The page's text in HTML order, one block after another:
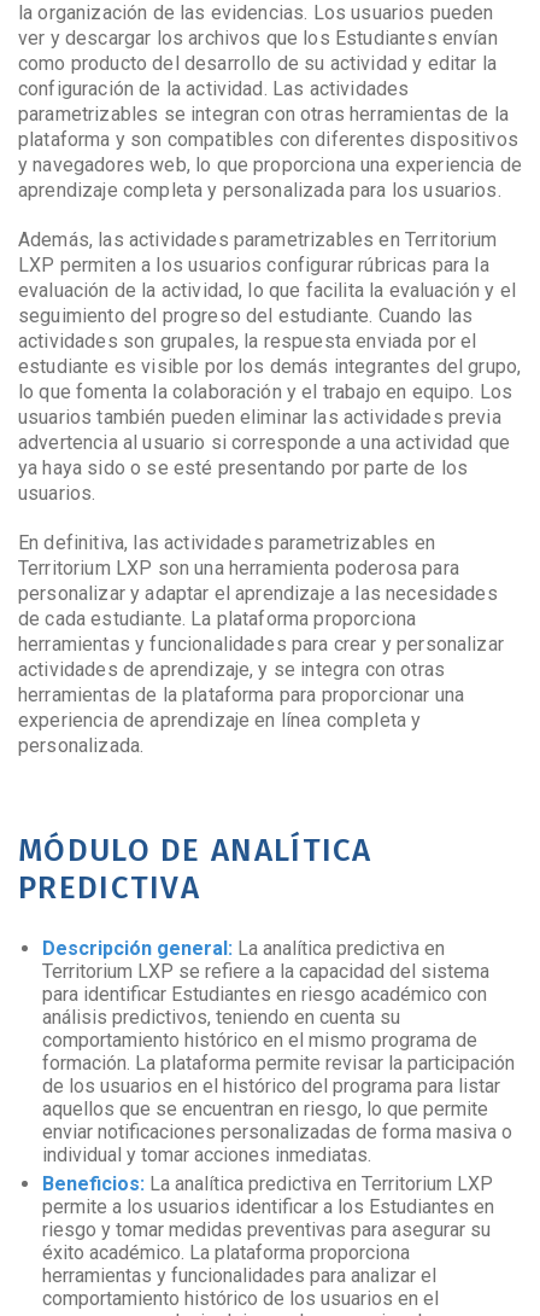
la organización de las evidencias. Los usuarios pueden
ver y descargar los archivos que los Estudiantes envían
como producto del desarrollo de su actividad y editar la
configuración de la actividad. Las actividades
parametrizables se integran con otras herramientas de la
plataforma y son compatibles con diferentes dispositivos
y navegadores web, lo que proporciona una experiencia de
aprendizaje completa y personalizada para los usuarios.
Además, las actividades parametrizables en Territorium
LXP permiten a los usuarios configurar rúbricas para la
evaluación de la actividad, lo que facilita la evaluación y el
seguimiento del progreso del estudiante. Cuando las
actividades son grupales, la respuesta enviada por el
estudiante es visible por los demás integrantes del grupo,
lo que fomenta la colaboración y el trabajo en equipo. Los
usuarios también pueden eliminar las actividades previa
advertencia al usuario si corresponde a una actividad que
ya haya sido o se esté presentando por parte de los
usuarios.
En definitiva, las actividades parametrizables en
Territorium LXP son una herramienta poderosa para
personalizar y adaptar el aprendizaje a las necesidades
de cada estudiante. La plataforma proporciona
herramientas y funcionalidades para crear y personalizar
actividades de aprendizaje, y se integra con otras
herramientas de la plataforma para proporcionar una
experiencia de aprendizaje en línea completa y
personalizada.
MÓDULO DE ANALÍTICA
PREDICTIVA
Descripción general: La analítica predictiva en
Territorium LXP se refiere a la capacidad del sistema
para identificar Estudiantes en riesgo académico con
análisis predictivos, teniendo en cuenta su
comportamiento histórico en el mismo programa de
formación. La plataforma permite revisar la participación
de los usuarios en el histórico del programa para listar
aquellos que se encuentran en riesgo, lo que permite
enviar notificaciones personalizadas de forma masiva o
individual y tomar acciones inmediatas.
Beneficios: La analítica predictiva en Territorium LXP
permite a los usuarios identificar a los Estudiantes en
riesgo y tomar medidas preventivas para asegurar su
éxito académico. La plataforma proporciona
herramientas y funcionalidades para analizar el
comportamiento histórico de los usuarios en el